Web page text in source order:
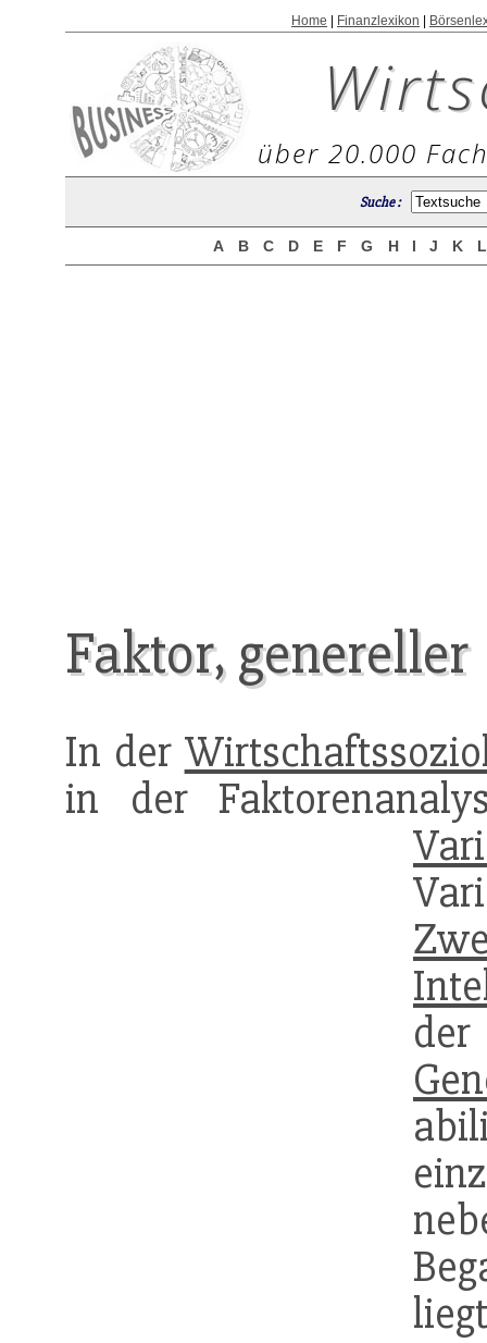
Home Finanzlexikon
über 20.000
Suche :
A B C D E F G H I J K
Faktor, genereller
In der
in der